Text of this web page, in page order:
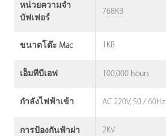
หน่วยความจํา
บัฟเฟอร์
768KB
ขนาดโต๊ะ Mac 1KB
เอ็มทีบีเอฟ 100,000 hours
กําลังไฟฟ้าเข้า AC 220V, 50 / 60Hz
การป้องกันฟ้าผ่า 2KV